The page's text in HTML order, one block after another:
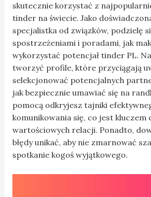
skutecznie korzystać z
tinder na świecie. Jako
specjalistka od związków, podzielę
spostrzeżeniami i poradami, jak
wykorzystać potencjał tinder PL.
tworzyć profile, które przyciągają
selekcjonować potencjalnych
jak bezpiecznie umawiać się na
pomocą odkryjesz tajniki
komunikowania się, co jest kluczem
wartościowych relacji. Ponadto,
błędy unikać, aby nie zmarnować
spotkanie kogoś wyjątkowego.